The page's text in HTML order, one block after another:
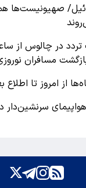
صهیونیست‌ها
مسافران
از امروز تا
آمریکا دستکم 7 هواپیمای